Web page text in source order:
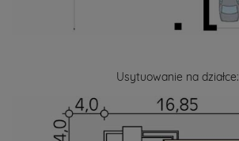
Usytuowanie na działce: